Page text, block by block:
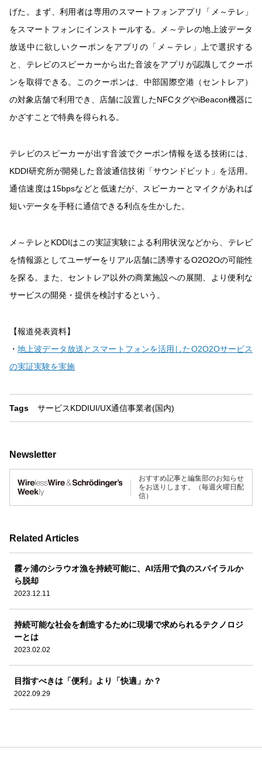
げた。まず、利用者は専用のスマートフォンアプリ「メ～テレ」
をスマートフォンにインストールする。メ～テレの地上波データ
放送中に欲しいクーポンをアプリの「メ～テレ」上で選択する
と、テレビのスピーカーから出た音波をアプリが認識してクーポ
ンを取得できる。このクーポンは、中部国際空港（セントレア）
の対象店舗で利用でき、店舗に設置したNFCタグやiBeacon機器に
かざすことで特典を得られる。
テレビのスピーカーが出す音波でクーポン情報を送る技術には、
KDDI研究所が開発した音波通信技術「サウンドビット」を活用。
通信速度は15bpsなどと低速だが、スピーカーとマイクがあれば
短いデータを手軽に通信できる利点を生かした。
メ～テレとKDDIはこの実証実験による利用状況などから、テレビ
を情報源としてユーザーをリアル店舗に誘導するO2O2Oの可能性
を探る。また、セントレア以外の商業施設への展開、より便利な
サービスの開発・提供を検討するという。
【報道発表資料】
・地上波データ放送とスマートフォンを活用したO2O2Oサービス
の実証実験を実施
Tags サービスKDDIUI/UX通信事業者(国内)
Newsletter
おすすめ記事と編集部のお知らせ
をお送りします。（毎週火曜日配
信）
Related Articles
霞ヶ浦のシラウオ漁を持続可能に、AI活用で負のスパイラルか
ら脱却
2023.12.11
持続可能な社会を創造するために現場で求められるテクノロジ
ーとは
2023.02.02
目指すべきは「便利」より「快適」か？
2022.09.29